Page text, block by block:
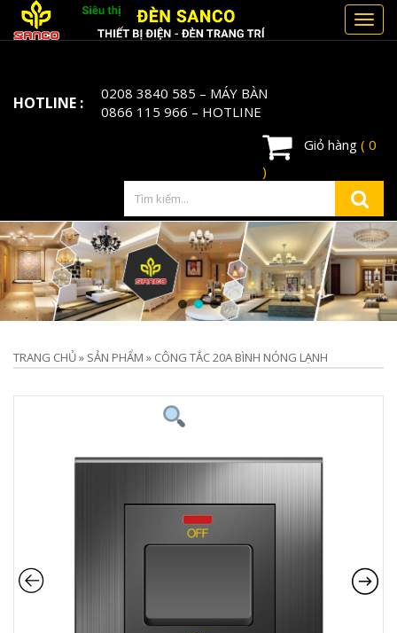
HOTLINE : 0208 3840 585 – MÁY BÀN
0866 115 966 – HOTLINE
Giỏ hàng ( 0
)
TRANG CHỦ» SẢN PHẨM » CÔNG TẮC 20A BÌNH NÓNG LẠNH